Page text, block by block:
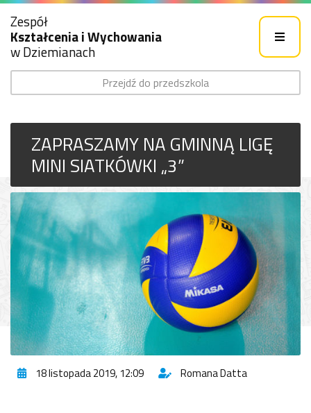
Zespół
Kształcenia i Wychowania
w Dziemianach
Przejdź do przedszkola
ZAPRASZAMY NA GMINNĄ LIGĘ
MINI SIATKÓWKI „3”
18 listopada 2019, 12:09 Romana Datta